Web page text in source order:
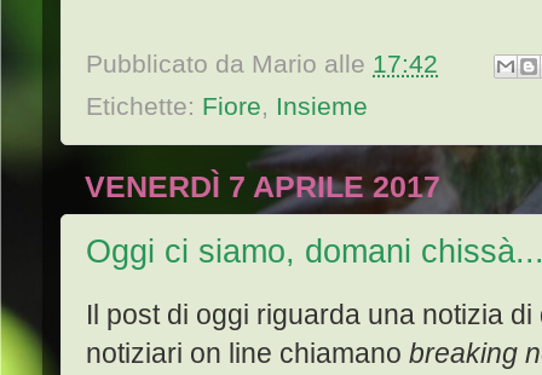
Pubblicato da Mario alle 17:42
Etichette: Fiore, Insieme
VENERDÌ 7 APRILE 2017
Oggi ci siamo, domani
Il post di oggi riguarda una notizia
notiziari on line chiamano breaking